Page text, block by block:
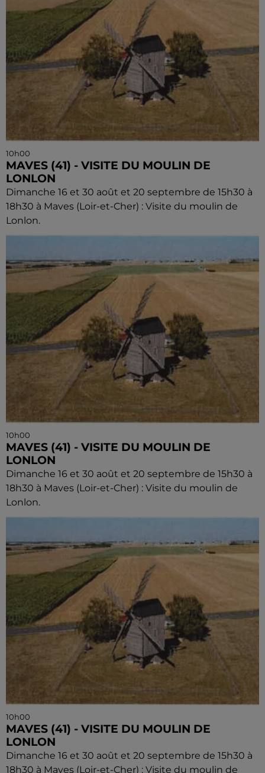
10h00
MAVES (41) - VISITE DU MOULIN DE
LONLON
Dimanche 16 et 30 août et 20 septembre de 15h30 à
18h30 à Maves (Loir-et-Cher) : Visite du moulin de
Lonlon.
10h00
MAVES (41) - VISITE DU MOULIN DE
LONLON
Dimanche 16 et 30 août et 20 septembre de 15h30 à
18h30 à Maves (Loir-et-Cher) : Visite du moulin de
Lonlon.
10h00
MAVES (41) - VISITE DU MOULIN DE
LONLON
Dimanche 16 et 30 août et 20 septembre de 15h30 à
18h30 à Maves (Loir-et-Cher) : Visite du moulin de